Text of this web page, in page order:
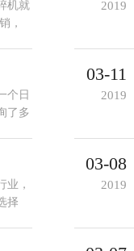
机就
，
2019
个日
了多
03-11
2019
业，
择
03-08
2019